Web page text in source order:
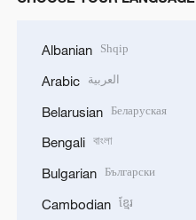
Albanian Shqip
Arabic العربية
Belarusian Беларуская
Bengali বাংলা
Bulgarian Български
Cambodian ខ្មែរ